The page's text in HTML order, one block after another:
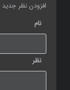
افزودن نظر جدید
نام
نظر